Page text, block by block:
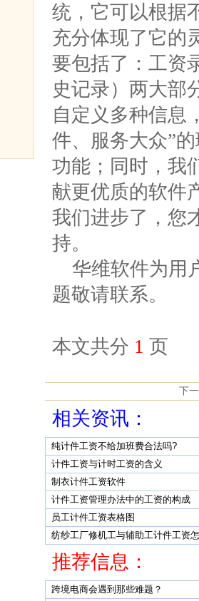
统，它可以根据
充分体现了它的
要包括了：工资
史记录）两大部
自定义多种信息
件、服务大众”
功能；同时，我
献更优质的软件
我们进步了，您
持。
华维软件为用
题敬请联系。
本文共分 1 页
下
相关资讯：
纯计件工资不给加班费合法吗?
计件工资与计时工资的含义
制衣计件工资软件
计件工资管理办法中的工资的构成
员工计件工资表格图
纺纱工厂修机工与辅助工计件工资
推荐信息：
跨境电商会遇到那些难题？